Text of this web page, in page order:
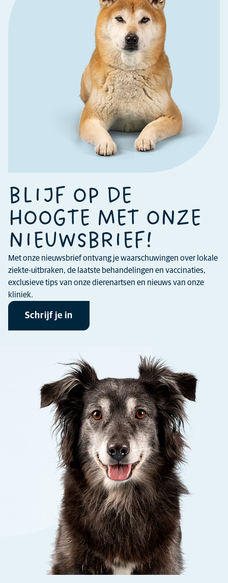
BLIJF OP DE
HOOGTE MET ONZE
NIEUWSBRIEF!
Met onze nieuwsbrief ontvang je waarschuwingen over lokale
ziekte-uitbraken, de laatste behandelingen en vaccinaties,
exclusieve tips van onze dierenartsen en nieuws van onze
kliniek.
Schrijf je in